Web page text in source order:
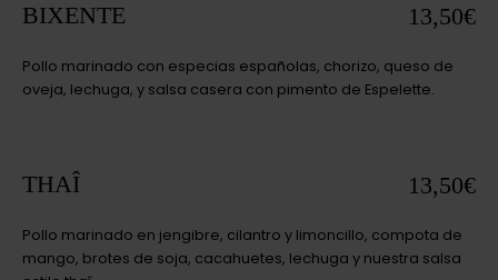
BIXENTE 13,50€
Pollo marinado con especias españolas, chorizo, queso de
oveja, lechuga, y salsa casera con pimento de Espelette.
THAÎ 13,50€
Pollo marinado en jengibre, cilantro y limoncillo, compota de
mango, brotes de soja, cacahuetes, lechuga y nuestra salsa